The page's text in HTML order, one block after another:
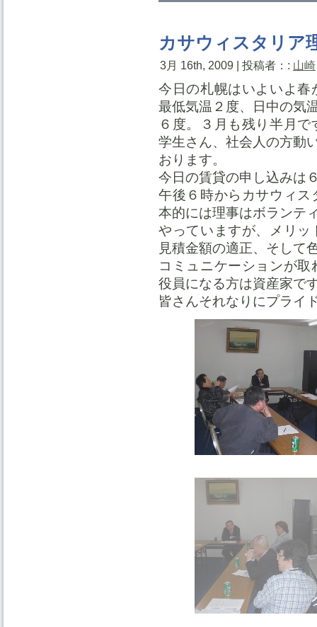
カサウィスタリア
3月 16th, 2009 | 投稿者：: 山崎
今日の札幌はいよいよ
最低気温２度、日中の気
６度。３月も残り半月
学生さん、社会人の方動
おります。
今日の賃貸の申し込みは
午後６時からカサウィ
本的には理事はボランテ
やっていますが、メリ
見積金額の適正、そして
コミュニケーションが
役員になる方は資産家で
皆さんそれなりにプライ